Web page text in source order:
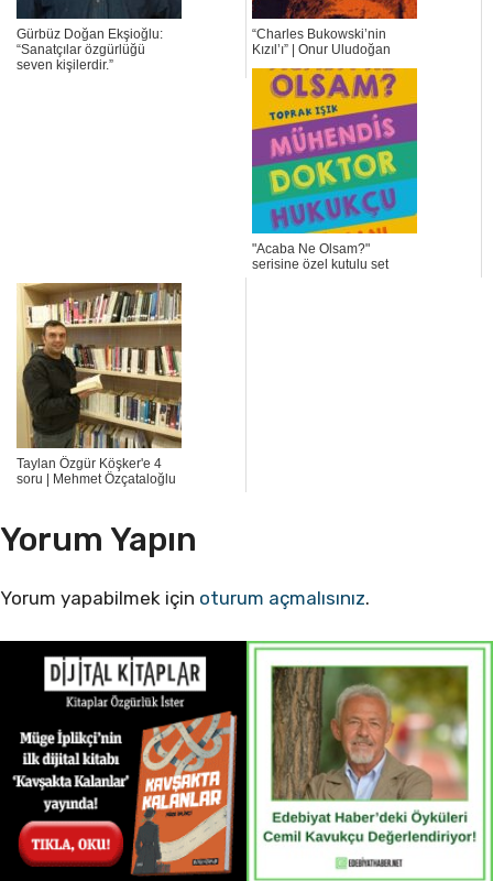
Gürbüz Doğan Ekşioğlu:
“Sanatçılar özgürlüğü
seven kişilerdir.”
“Charles Bukowski’nin
Kızıl’ı” | Onur Uludoğan
"Acaba Ne Olsam?"
serisine özel kutulu set
Taylan Özgür Köşker'e 4
soru | Mehmet Özçataloğlu
Yorum Yapın
Yorum yapabilmek için oturum açmalısınız.